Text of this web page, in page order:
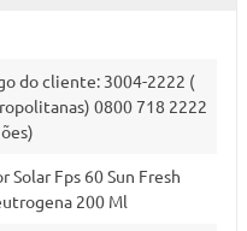
do cliente: 3004-2222 (
0800 718 2222
Solar Fps 60 Sun Fresh
200 Ml